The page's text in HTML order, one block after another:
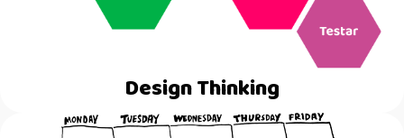
Design Thinking